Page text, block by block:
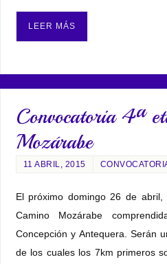
LEER MÁS
Convocatoria 4ª
Mozárabe
11 ABRIL, 2015
El próximo domingo 26 de
Camino Mozárabe
Concepción y Antequera. Serán
de los cuales los 7km primeros